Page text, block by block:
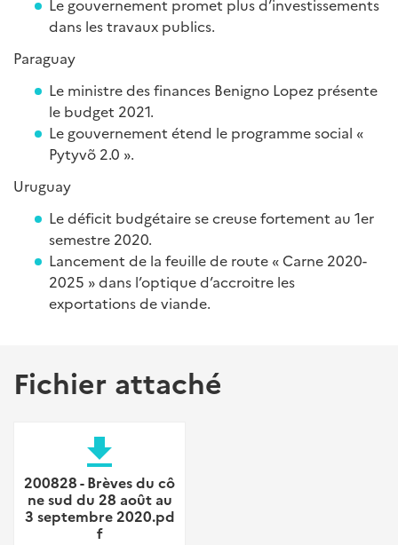
Le gouvernement promet plus d’investissements
dans les travaux publics.
Paraguay
Le ministre des finances Benigno Lopez présente
le budget 2021.
Le gouvernement étend le programme social «
Pytyvõ 2.0 ».
Uruguay
Le déficit budgétaire se creuse fortement au 1er
semestre 2020.
Lancement de la feuille de route « Carne 2020-
2025 » dans l’optique d’accroitre les
exportations de viande.
Fichier attaché
file_download
200828 - Brèves du cô
ne sud du 28 août au
3 septembre 2020.pd
f